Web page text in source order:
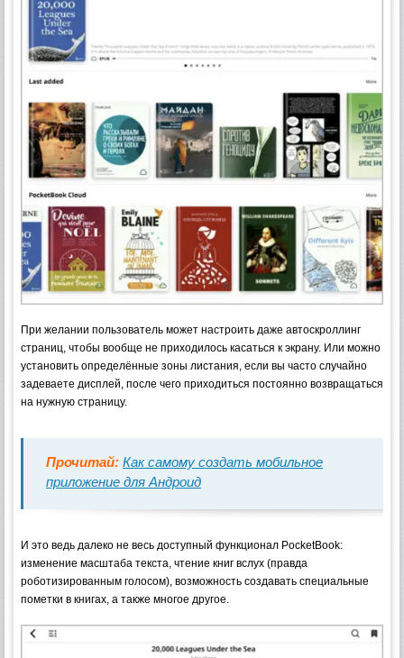
При желании пользователь может настроить даже автоскроллинг
страниц, чтобы вообще не приходилось касаться к экрану. Или можно
установить определённые зоны листания, если вы часто случайно
задеваете дисплей, после чего приходиться постоянно возвращаться
на нужную страницу.
Прочитай: Как самому создать мобильное
приложение для Андроид
И это ведь далеко не весь доступный функционал PocketBook:
изменение масштаба текста, чтение книг вслух (правда
роботизированным голосом), возможность создавать специальные
пометки в книгах, а также многое другое.